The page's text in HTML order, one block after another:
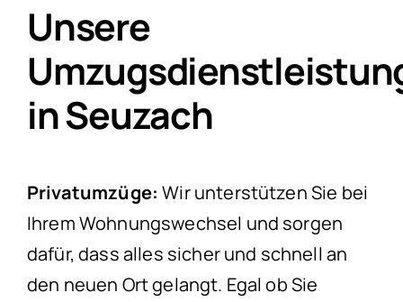
Unsere
in Seuzach
Privatumzüge: Wir unterstützen Sie bei
Ihrem Wohnungswechsel und sorgen
dafür, dass alles sicher und schnell an
den neuen Ort gelangt. Egal ob Sie